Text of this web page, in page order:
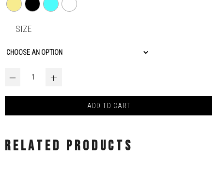
SIZE
‒ +
ADD TO CART
RELATED PRODUCTS